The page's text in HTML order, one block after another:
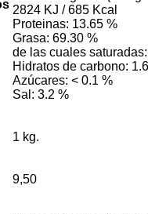
2824 KJ / 685 Kcal
Proteinas: 13.65 %
Grasa: 69.30 %
de las cuales
Hidratos de carbono:
Azúcares: < 0.1 %
Sal: 3.2 %
1 kg.
9,50